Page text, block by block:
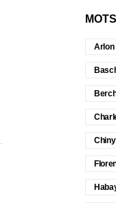
Arlon
Chiny